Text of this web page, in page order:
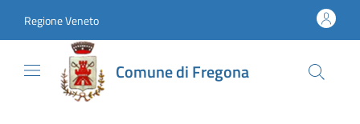
Regione Veneto
Comune di Fregona